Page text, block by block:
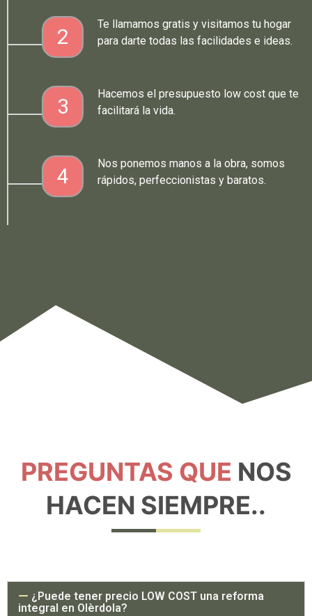
2
Te llamamos gratis y visitamos tu hogar
para darte todas las facilidades e ideas.
3
Hacemos el presupuesto low cost que te
facilitará la vida.
4
Nos ponemos manos a la obra, somos
rápidos, perfeccionistas y baratos.
PREGUNTAS QUE NOS
HACEN SIEMPRE..
¿Puede tener precio LOW COST una reforma
integral en Olèrdola?